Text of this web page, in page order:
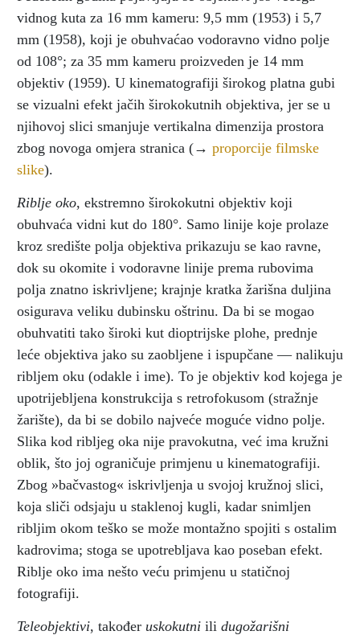
vidnog kuta za 16 mm kameru: 9,5 mm (1953) i 5,7
mm (1958), koji je obuhvaćao vodoravno vidno polje
od 108°; za 35 mm kameru proizveden je 14 mm
objektiv (1959). U kinematografiji širokog platna gubi
se vizualni efekt jačih širokokutnih objektiva, jer se u
njihovoj slici smanjuje vertikalna dimenzija prostora
zbog novoga omjera stranica (→ proporcije filmske
slike).
Riblje oko, ekstremno širokokutni objektiv koji
obuhvaća vidni kut do 180°. Samo linije koje prolaze
kroz središte polja objektiva prikazuju se kao ravne,
dok su okomite i vodoravne linije prema rubovima
polja znatno iskrivljene; krajnje kratka žarišna duljina
osigurava veliku dubinsku oštrinu. Da bi se mogao
obuhvatiti tako široki kut dioptrijske plohe, prednje
leće objektiva jako su zaobljene i ispupčane — nalikuju
ribljem oku (odakle i ime). To je objektiv kod kojega je
upotrijebljena konstrukcija s retrofokusom (stražnje
žarište), da bi se dobilo najveće moguće vidno polje.
Slika kod ribljeg oka nije pravokutna, već ima kružni
oblik, što joj ograničuje primjenu u kinematografiji.
Zbog »bačvastog« iskrivljenja u svojoj kružnoj slici,
koja sliči odsjaju u staklenoj kugli, kadar snimljen
ribljim okom teško se može montažno spojiti s ostalim
kadrovima; stoga se upotrebljava kao poseban efekt.
Riblje oko ima nešto veću primjenu u statičnoj
fotografiji.
Teleobjektivi, također uskokutni ili dugožarišni